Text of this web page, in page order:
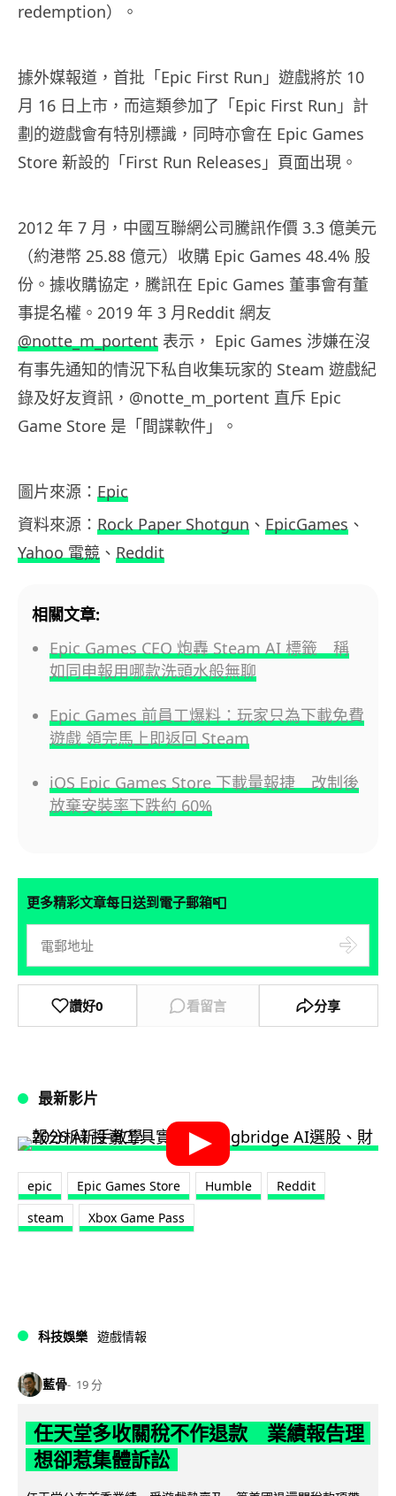
redemption）。
據外媒報道，首批「Epic First Run」遊戲將於 10
月 16 日上市，而這類參加了「Epic First Run」計
劃的遊戲會有特別標識，同時亦會在 Epic Games
Store 新設的「First Run Releases」頁面出現。
2012 年 7 月，中國互聯網公司騰訊作價 3.3 億美元
（約港幣 25.88 億元）收購 Epic Games 48.4% 股
份。據收購協定，騰訊在 Epic Games 董事會有董
事提名權。2019 年 3 月Reddit 網友
@notte_m_portent 表示， Epic Games 涉嫌在沒
有事先通知的情況下私自收集玩家的 Steam 遊戲紀
錄及好友資訊，@notte_m_portent 直斥 Epic
Game Store 是「間諜軟件」。
圖片來源： Epic
資料來源： Rock Paper Shotgun 、 EpicGames 、
Yahoo 電競 、 Reddit
相關文章:
Epic Games CEO 炮轟 Steam AI 標籤 稱
如同申報用哪款洗頭水般無聊
Epic Games 前員工爆料：玩家只為下載免費
遊戲 領完馬上即返回 Steam
iOS Epic Games Store 下載量報捷 改制後
放棄安裝率下跌約 60%
更多精彩文章每日送到電子郵箱📮
讚好0 看留言 分享
最新影片
epic Epic Games Store Humble
Reddit
steam
Xbox Game Pass
科技娛樂 遊戲情報
藍骨 19 分
任天堂多收關稅不作退款 業績報告理
想卻惹集體訴訟